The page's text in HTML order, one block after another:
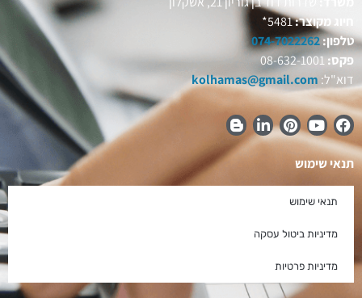
חיוג מקוצר:5481*
טלפון:074-7022262
פקס:08-632-1001
דוא"ל: kolhamas@gmail.com
תנאי שימוש
תנאי שימוש
מדיניות ביטול עסקה
מדיניות פרטיות